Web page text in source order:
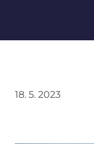
18. 5. 2023